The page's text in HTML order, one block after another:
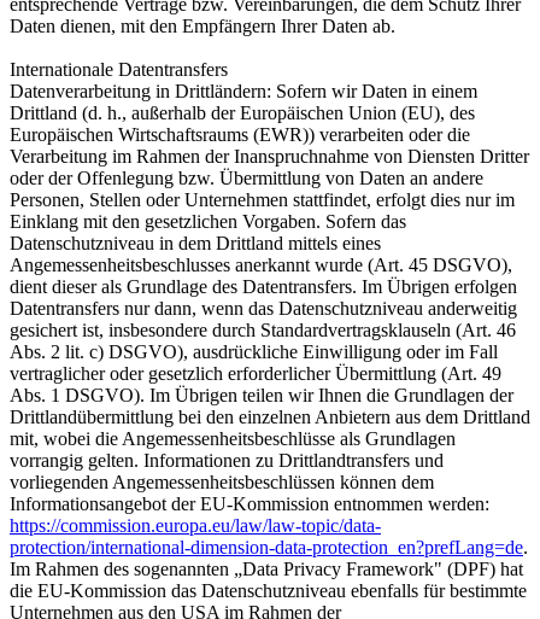
entsprechende Verträge bzw. Vereinbarungen, die dem Schutz Ihrer
Daten dienen, mit den Empfängern Ihrer Daten ab.
Internationale Datentransfers
Datenverarbeitung in Drittländern: Sofern wir Daten in einem
Drittland (d. h., außerhalb der Europäischen Union (EU), des
Europäischen Wirtschaftsraums (EWR)) verarbeiten oder die
Verarbeitung im Rahmen der Inanspruchnahme von Diensten Dritter
oder der Offenlegung bzw. Übermittlung von Daten an andere
Personen, Stellen oder Unternehmen stattfindet, erfolgt dies nur im
Einklang mit den gesetzlichen Vorgaben. Sofern das
Datenschutzniveau in dem Drittland mittels eines
Angemessenheitsbeschlusses anerkannt wurde (Art. 45 DSGVO),
dient dieser als Grundlage des Datentransfers. Im Übrigen erfolgen
Datentransfers nur dann, wenn das Datenschutzniveau anderweitig
gesichert ist, insbesondere durch Standardvertragsklauseln (Art. 46
Abs. 2 lit. c) DSGVO), ausdrückliche Einwilligung oder im Fall
vertraglicher oder gesetzlich erforderlicher Übermittlung (Art. 49
Abs. 1 DSGVO). Im Übrigen teilen wir Ihnen die Grundlagen der
Drittlandübermittlung bei den einzelnen Anbietern aus dem Drittland
mit, wobei die Angemessenheitsbeschlüsse als Grundlagen
vorrangig gelten. Informationen zu Drittlandtransfers und
vorliegenden Angemessenheitsbeschlüssen können dem
Informationsangebot der EU-Kommission entnommen werden:
https://commission.europa.eu/law/law-topic/data-
protection/international-dimension-data-protection_en?prefLang=de.
Im Rahmen des sogenannten „Data Privacy Framework" (DPF) hat
die EU-Kommission das Datenschutzniveau ebenfalls für bestimmte
Unternehmen aus den USA im Rahmen der